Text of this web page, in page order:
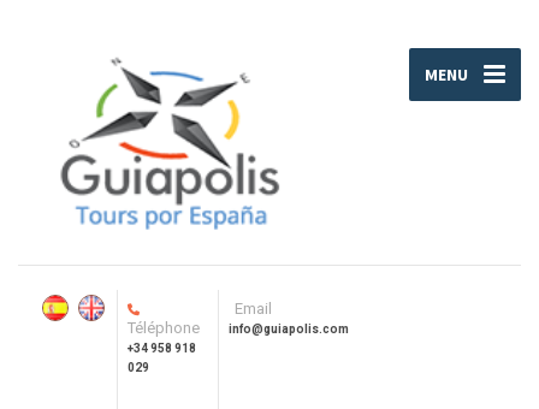
MENU
Téléphone
+34 958 918
029
Email
info@guiapolis.com